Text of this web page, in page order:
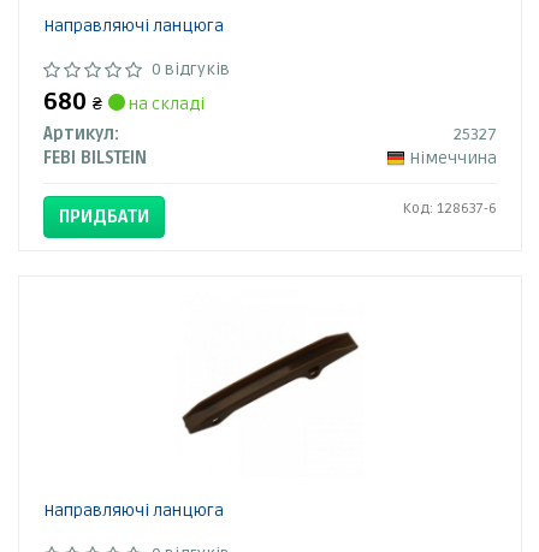
Направляючі ланцюга
0 відгуків
680 ₴
на складі
Артикул:
25327
FEBI BILSTEIN
Німеччина
ПРИДБАТИ Код: 128637-6
Направляючі ланцюга